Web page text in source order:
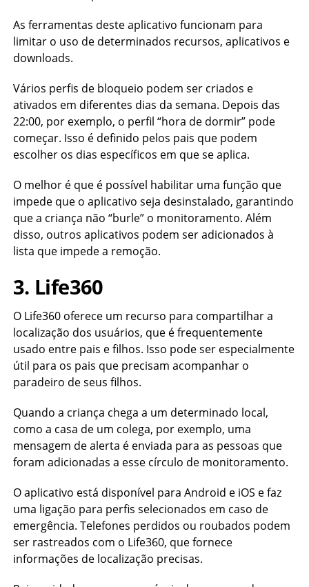
As ferramentas deste aplicativo funcionam para
limitar o uso de determinados recursos, aplicativos e
downloads.
Vários perfis de bloqueio podem ser criados e
ativados em diferentes dias da semana. Depois das
22:00, por exemplo, o perfil “hora de dormir” pode
começar. Isso é definido pelos pais que podem
escolher os dias específicos em que se aplica.
O melhor é que é possível habilitar uma função que
impede que o aplicativo seja desinstalado, garantindo
que a criança não “burle” o monitoramento. Além
disso, outros aplicativos podem ser adicionados à
lista que impede a remoção.
3. Life360
O Life360 oferece um recurso para compartilhar a
localização dos usuários, que é frequentemente
usado entre pais e filhos. Isso pode ser especialmente
útil para os pais que precisam acompanhar o
paradeiro de seus filhos.
Quando a criança chega a um determinado local,
como a casa de um colega, por exemplo, uma
mensagem de alerta é enviada para as pessoas que
foram adicionadas a esse círculo de monitoramento.
O aplicativo está disponível para Android e iOS e faz
uma ligação para perfis selecionados em caso de
emergência. Telefones perdidos ou roubados podem
ser rastreados com o Life360, que fornece
informações de localização precisas.